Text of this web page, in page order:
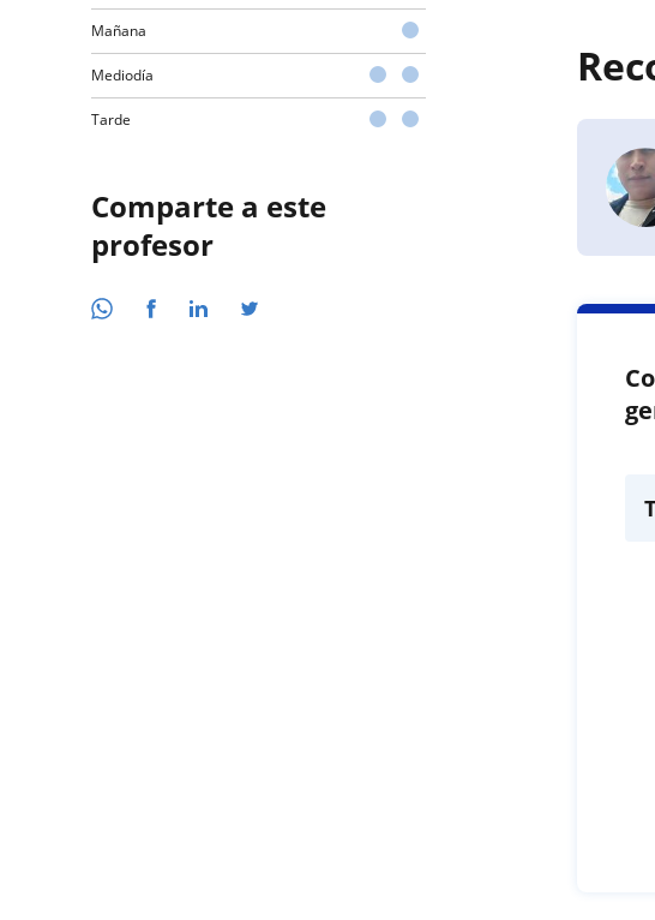
Mañana
Mediodía
Tarde
Comparte a este
profesor